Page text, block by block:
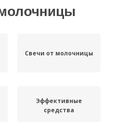
Свечи от молочницы
Эффективные
средства